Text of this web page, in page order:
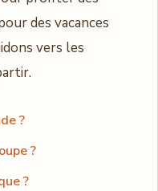
des vacances
vers les
?
?
?